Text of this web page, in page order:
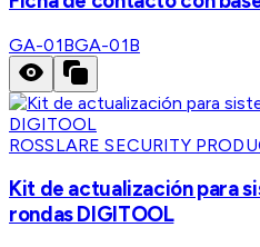
GA-01BGA-01B
ROSSLARE SECURITY
Kit de actualización para
rondas DIGITOOL